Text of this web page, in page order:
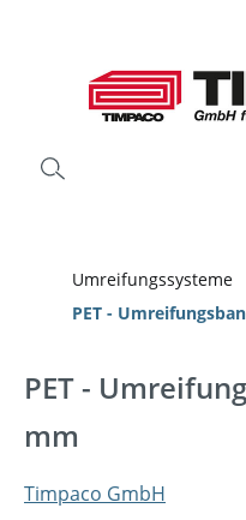
Umreifungssysteme
PET -
PET -
mm
Timpaco GmbH